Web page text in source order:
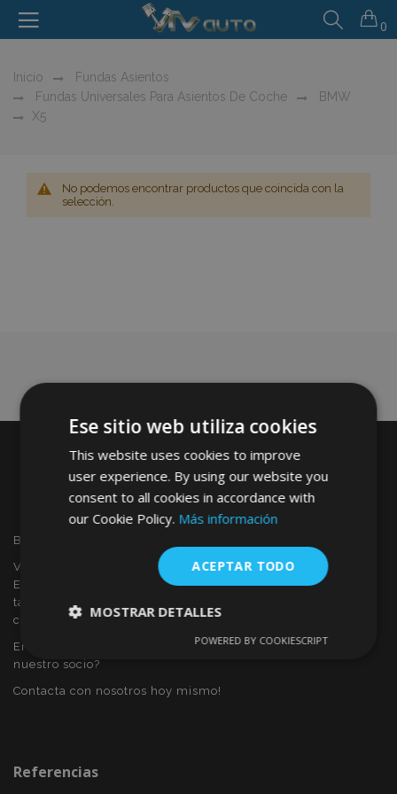
0
Inicio
Fundas Asientos
Fundas Universales Para Asientos De Coche
BMW
X5
No podemos encontrar productos que coincida con la
selección.
Bienvenido a VTVAUTO
VTVAUTO es distribuidor y proveedor al por mayor en
Europa, de accesorios de automóvil, tales como:
tapacubos, derivabrisas, fundas para asientos, alfombrillas,
cubiertas cromadas, marcos, etc.
Eres interesado en dropshipping o deseas convertirte en
nuestro socio?
Contacta con nosotros hoy mismo!
Referencias
Ese sitio web utiliza cookies
This website uses cookies to improve
user experience. By using our website you
consent to all cookies in accordance with
our Cookie Policy. Más información
ACEPTAR TODO
MOSTRAR DETALLES
estrictamente
Cookies de
POWERED BY COOKIESCRIPT